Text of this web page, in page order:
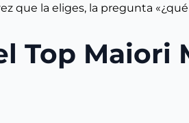
que la eliges, la pregunta
Top Maiori